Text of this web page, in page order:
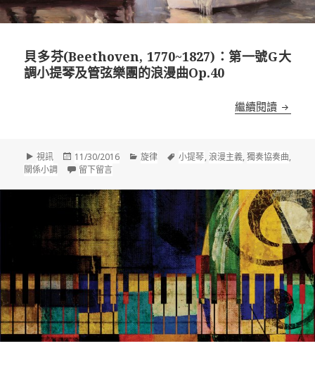
貝多芬(Beethoven, 1770~1827)：第一號G大
調小提琴及管弦樂團的浪漫曲Op.40
繼續閱讀 貝多
格
式
視訊
發
佈
11/30/2016
分
旋律
標
小提琴,浪漫主義,獨奏協奏曲,
關係小調
留下留言在 貝多芬(Beethoven, 1770~1827)：第一號G大調小